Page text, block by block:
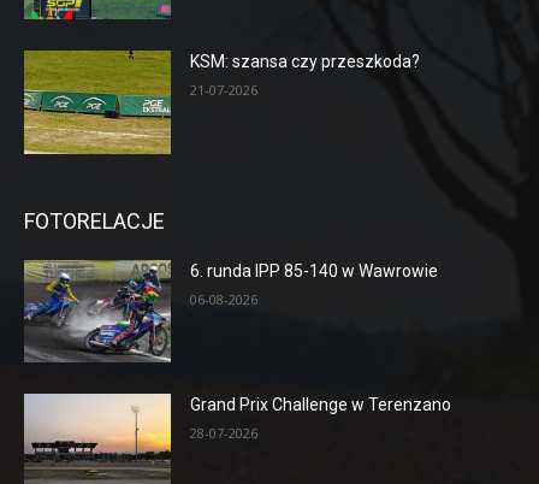
KSM: szansa czy przeszkoda?
21-07-2026
FOTORELACJE
6. runda IPP 85-140 w Wawrowie
06-08-2026
Grand Prix Challenge w Terenzano
28-07-2026